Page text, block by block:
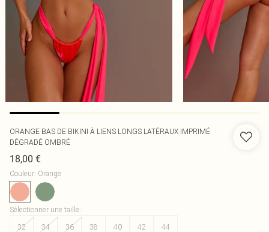
ORANGE BAS DE BIKINI À LIENS LONGS LATÉRAUX IMPRIMÉ
DÉGRADÉ OMBRÉ
18,00 €
Couleur: Orange
Sélectionner une taille:
32
34 36 38 40 42 44